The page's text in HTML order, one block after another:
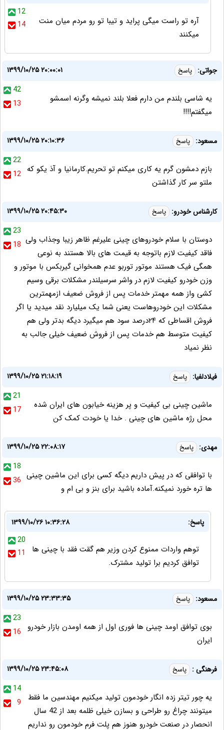
12
14
آره تو راست میگی پراید و تیبا تو رو مردم میان منت
میکنند
جواتی: پاسخ
۱۳۹۹/۱۰/۲۵ ۲۰:۰۰:۰۱
42
13
یه شاسی بلندم من دارم فعلا بلند نمیشه وگرنه اسمشو
میگفتم!!!!
مسعود: پاسخ
۱۳۹۹/۱۰/۲۵ ۲۰:۱۰:۳۶
22
12 بازم دمشون گرم یه کاری میکنم تو تحریم.کارمانیا و آذ یکو که
ملتو سر کار گذاشتن
کارشناس خودرو: پاسخ
۱۳۹۹/۱۰/۲۵ ۲۰:۴۵:۳۰
23
18 دوستان با سلام خودروهای چینی علیرغم ظاهر زیبا وجذاب ولی
فاقد کیفیت لازم باتوجه به قیمت های بالا هستند به نوعی
همگی فیک هستند موتور توربو عدم همخوانی گیربکس با موتور و
وزن خودرو کیفیت لازم در واشر سرسیلندر مشکلات برقی وسیم
کشی واز همه مهمتر خدمات پس از فروش ضعیف ازمهمترین
مشکلات این خودروهاست یعنی شما یک میلیارد نقد میدید یا اگر
فروش اقساطی که ۲۴درصد سود هم میگیرد دیگه بدتر ولی هم
کیفیت متوسط هم خدمات پس از فروش ضعیف خیلی جالب به
نظر نمیاد
فیلادلفیا: پاسخ
۱۳۹۹/۱۰/۲۵ ۲۱:۱۸:۱۹
21
17
ماشین چینی بی کیفیت و پر هزینه خیابون های ایران شده
محل رژه ماشین های چینی . خدا یا خودت کمک کن
مهدی: پاسخ
۱۳۹۹/۱۰/۲۵ ۲۲:۰۸:۱۷
18
36 با توافقی که در پیش داریم دیگه کسی برای این ماشین چینی
ها تره خورد نمیکنه.آماده باشید برای بنز و بی ام و
پاسخ:
۱۳۹۹/۱۰/۲۶ ۱۰:۳۶:۲۸
20
11
توهم واردات ممنوع کردن وزیر هم گقت فقد با چینی ها
توافق کردیم برا تولید مشترک.
مسعود: پاسخ
۱۳۹۹/۱۰/۲۵ ۲۳:۳۳:۳۵
23
16
بوی توافق اومد چینی ها فوری اول از همه اومدن بازار خودرو
ایران
فرهنگی : پاسخ
۱۳۹۹/۱۰/۲۵ ۲۳:۴۵:۰۸
14
9
یه چور تیتر زده انگار خودمون تولید میکنیم مهندسین ما فقط
میتونند چراغ رو طراحی و بسازن خیلی ظلمه بعد از 42 سال
انحصار در صنعت خودرو هنوز هم پلت فرم خودمون رو نداریم